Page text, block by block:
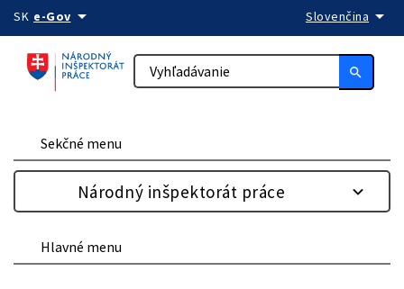
Preskočiť na obsah
SK e-Govarrow_drop_down Slovenčina arrow_drop_down
search
Sekčné menu
Národný inšpektorát práce
Hlavné menu